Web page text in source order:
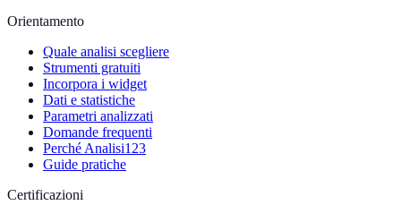
Orientamento
Quale analisi scegliere
Strumenti gratuiti
Incorpora i widget
Dati e statistiche
Parametri analizzati
Domande frequenti
Perché Analisi123
Guide pratiche
Certificazioni